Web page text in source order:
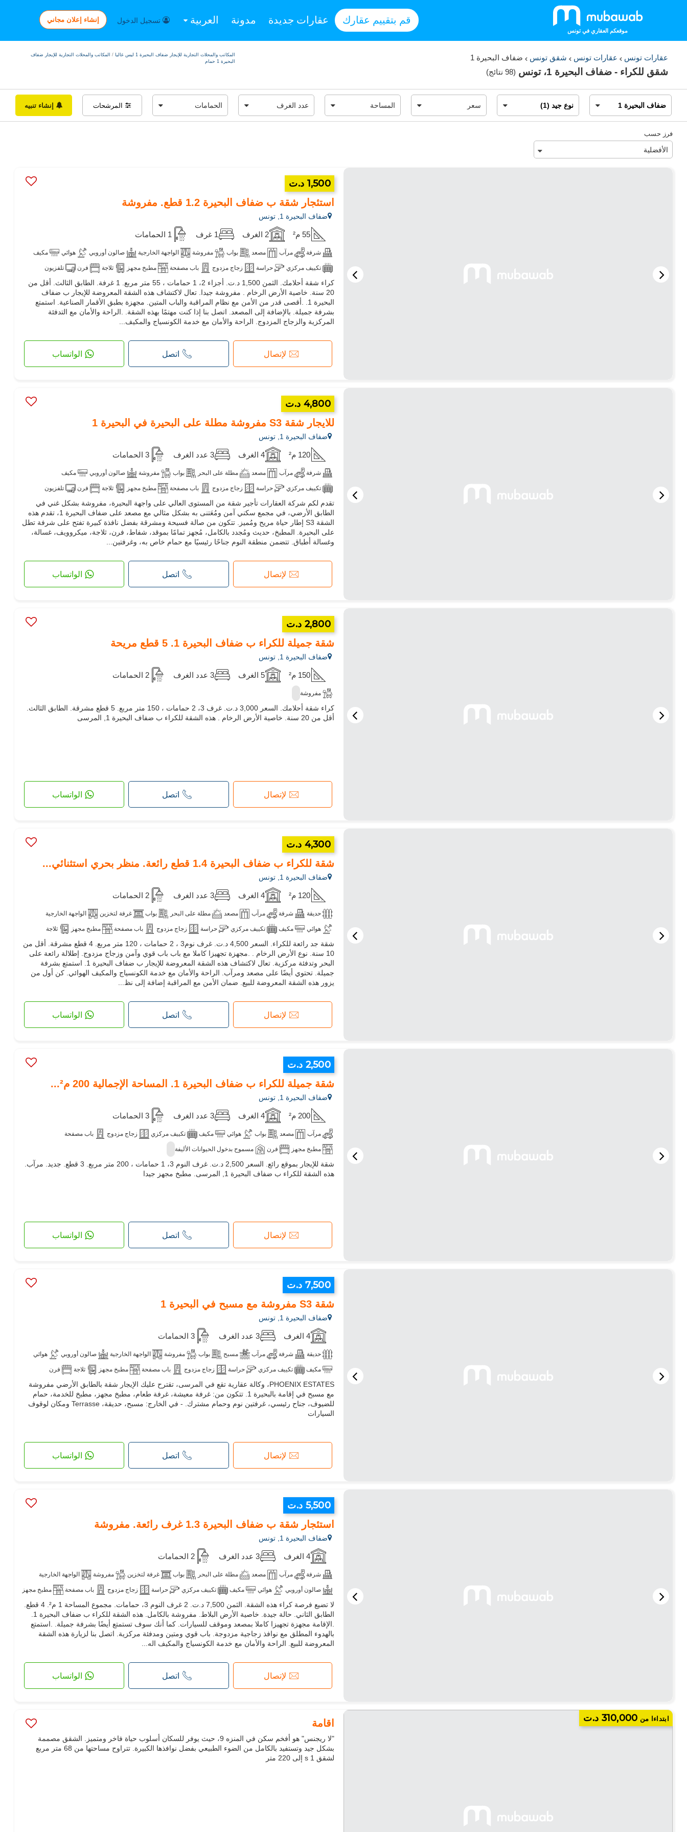
موقعكم العقاري في تونس
قم بتقييم عقارك عقارات جديدة مدونة العربية تسجيل الدخول إنشاء إعلان مجاني
عقارات تونس عقارات تونس شقق تونس ضفاف البحيرة 1
شقق للكراء - ضفاف البحيرة 1، تونس (98 نتائج )
المكاتب والمحلات التجارية للإيجار ضفاف البحيرة 1 ليس غاليا / المكاتب والمحلات التجارية للإيجار ضفاف
البحيرة 1 حمام
المرشحات إنشاء تنبيه
فرز حسب
1,500 د.ت
استئجار شقة ب ضفاف البحيرة 1.2 قطع. مفروشة
ضفاف البحيرة 1, تونس
55 م² 2 الغرف 1 غرف 1 الحمامات
شرفة مرآب مصعد بواب مفروشة الواجهة الخارجية صالون أوروبي هوائي مكيف
تكييف مركزي حراسة زجاج مزدوج باب مصفحة مطبخ مجهز ثلاجة فرن تلفزيون
آلة غسيل
كراء شقة أحلامك. الثمن 1,500 د.ت. أجزاء 2، 1 حمامات ، 55 متر مربع. 1 غرفة. الطابق الثالث. أقل من
20 سنة. خاصية الأرض الرخام . مفروشة جيدا. تعال لاكتشاف هذه الشقة المعروضة للإيجار ب ضفاف
البحيرة 1. .أقصى قدر من الأمن مع نظام المراقبة والباب المتين. مجهزة بطبق الأقمار الصناعية. استمتع
بشرفة جميلة. بالإضافة إلى المصعد. اتصل بنا إذا كنت مهتمًا بهذه الشقة. .الراحة والأمان مع التدفئة
المركزية والزجاج المزدوج. الراحة والأمان مع خدمة الكونسياج والمكيف...
لإتصال اتصل الواتساب
4,800 د.ت
للايجار شقة S3 مفروشة مطلة على البحيرة في البحيرة 1
ضفاف البحيرة 1, تونس
120 م² 4 الغرف 3 عدد الغرف 3 الحمامات
شرفة مرآب مصعد مطلة على البحر بواب مفروشة صالون أوروبي مكيف
تكييف مركزي حراسة زجاج مزدوج باب مصفحة مطبخ مجهز ثلاجة فرن تلفزيون
ميكروويف انترنت
تقدم لكم شركة العقارات تأجير شقة من المستوى العالي على واجهة البحيرة، مفروشة بشكل غني في
الطابق الأرضي، في مجمع سكني آمن ومُعَتنى به بشكل مثالي مع مصعد على ضفاف البحيرة 1، تقدم هذه
الشقة S3 إطار حياة مريح ومُميز. تتكون من صالة فسيحة ومشرقة بفضل نافذة كبيرة تفتح على شرفة تطل
على البحيرة. المطبخ، حديث ومُجدد بالكامل، مُجهز تمامًا بموقد، شفاط، فرن، ثلاجة، ميكروويف، غسالة،
وغسالة أطباق. تتضمن منطقة النوم جناحًا رئيسيًا مع حمام خاص به، وغرفتين...
لإتصال اتصل الواتساب
2,800 د.ت
شقة جميلة للكراء ب ضفاف البحيرة 1. 5 قطع مريحة
ضفاف البحيرة 1, تونس
150 م² 5 الغرف 3 عدد الغرف 2 الحمامات
مفروشة
كراء شقة أحلامك. السعر 3,000 د.ت. غرف 3، 2 حمامات ، 150 متر مربع. 5 قطع مشرقة. الطابق الثالث.
أقل من 20 سنة. خاصية الأرض الرخام . هذه الشقة للكراء ب ضفاف البحيرة 1, المرسى
لإتصال اتصل الواتساب
4,300 د.ت
شقة للكراء ب ضفاف البحيرة 1.4 قطع رائعة. منظر بحري استثنائي...
ضفاف البحيرة 1, تونس
120 م² 4 الغرف 3 عدد الغرف 2 الحمامات
حديقة شرفة مرآب مصعد مطلة على البحر بواب غرفة لتخزين الواجهة الخارجية
هوائي مكيف تكييف مركزي حراسة زجاج مزدوج باب مصفحة مطبخ مجهز ثلاجة
فرن آلة غسيل ميكروويف انترنت مسموح بدخول الحيوانات الأليفة
شقة جد رائعة للكراء. السعر 4,500 د.ت. غرف نوم3 ، 2 حمامات ، 120 متر مربع. 4 قطع مشرقة. أقل من
10 سنة. نوع الأرض الرخام . .مجهزة تجهيزا كاملا مع باب باب قوي وآمن وزجاج مزدوج. إطلالة رائعة على
البحر وتدفئة مركزية. تعال لاكتشاف هذه الشقة المعروضة للإيجار ب ضفاف البحيرة 1. استمتع بشرفة
جميلة. تحتوي أيضًا على مصعد ومرآب. الراحة والأمان مع خدمة الكونسياج والمكيف الهوائي. كن أول من
يزور هذه الشقة المعروضة للبيع. ضمان الأمن مع المراقبة إضافة إلى نظ...
لإتصال اتصل الواتساب
2,500 د.ت
شقة جميلة للكراء ب ضفاف البحيرة 1. المساحة الإجمالية 200 م²...
ضفاف البحيرة 1, تونس
200 م² 4 الغرف 3 عدد الغرف 3 الحمامات
مرآب مصعد بواب هوائي مكيف تكييف مركزي زجاج مزدوج باب مصفحة
مطبخ مجهز فرن مسموح بدخول الحيوانات الأليفة
شقة للإيجار بموقع رائع. السعر 2,500 د.ت. غرف النوم 3، 1 حمامات ، 200 متر مربع. 3 قطع. جديد. مرآب.
هذه الشقة للكراء ب ضفاف البحيرة 1, المرسى. مطبخ مجهز جيدا
لإتصال اتصل الواتساب
7,500 د.ت
شقة S3 مفروشة مع مسبح في البحيرة 1
ضفاف البحيرة 1, تونس
4 الغرف 3 عدد الغرف 3 الحمامات
حديقة شرفة مرآب مسبح بواب مفروشة الواجهة الخارجية صالون أوروبي هوائي
مكيف تكييف مركزي حراسة زجاج مزدوج باب مصفحة مطبخ مجهز ثلاجة فرن
تلفزيون آلة غسيل ميكروويف انترنت مسموح بدخول الحيوانات الأليفة
PHOENIX ESTATES، وكالة عقارية تقع في المرسى، تقترح عليك الإيجار شقة بالطابق الأرضي مفروشة
مع مسبح في إقامة بالبحيرة 1. تتكون من: غرفة معيشة، غرفة طعام، مطبخ مجهز، مطبخ للخدمة، حمام
للضيوف، جناح رئيسي، غرفتين نوم وحمام مشترك. - في الخارج: مسبح، حديقة، Terrasse ومكان لوقوف
السيارات
لإتصال اتصل الواتساب
5,500 د.ت
استئجار شقة ب ضفاف البحيرة 1.3 غرف رائعة. مفروشة
ضفاف البحيرة 1, تونس
4 الغرف 3 عدد الغرف 2 الحمامات
شرفة مرآب مصعد مطلة على البحر بواب غرفة لتخزين مفروشة الواجهة الخارجية
صالون أوروبي هوائي مكيف تكييف مركزي حراسة زجاج مزدوج باب مصفحة مطبخ مجهز
ثلاجة فرن تلفزيون آلة غسيل ميكروويف انترنت مسموح بدخول الحيوانات الأليفة
لا تضيع فرصة كراء هذه الشقة. الثمن 7,500 د.ت. 2 غرف النوم 3، حمامات. مجموع المساحة 1 م². 4 قطع.
.الإقامة مجهزة تجهيزا كاملا بمصعد وموقف للسيارات. كما أنك سوف تستمتع أيضًا بشرفة جميلة. .استمتع
بالهدوء المطلق مع نوافذ زجاجية مزدوجة. باب قوي ومتين ومدفئة مركزية. اتصل بنا لزيارة هذه الشقة
المعروضة للبيع. الراحة والأمان مع خدمة الكونسياج والمكيف اله...
لإتصال اتصل الواتساب
ابتداءا من 310,000 د.ت اقامة
"لا ريجنس" هو أفخم سكن في المنزه 9، حيث يوفر للسكان أسلوب حياة فاخر ومتميز. الشقق مصممة
بشكل جيد وتستفيد بالكامل من الضوء الطبيعي بفضل نوافذها الكبيرة. تتراوح مساحتها من 68 متر مربع
لشقق s 1 إلى 220 متر